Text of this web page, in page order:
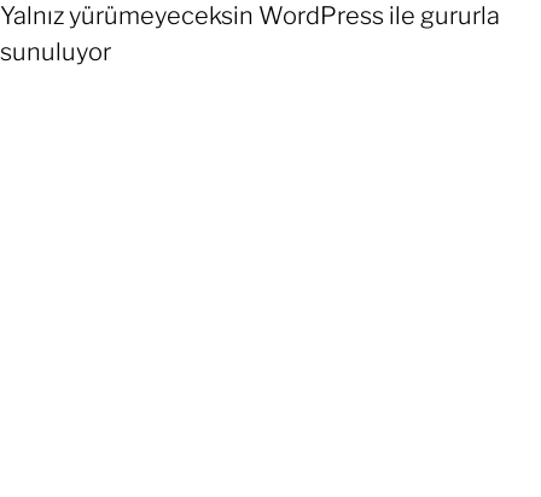
Yalnız yürümeyeceksin WordPress ile gururla
sunuluyor